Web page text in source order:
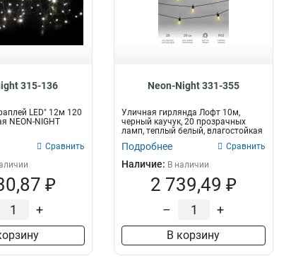
315-136
LED" 12м 120
NEON-NIGHT
Сравнить
₽
+
Neon-Night 331-355
Уличная гирлянда Лофт 10м,
черный каучук, 20 прозрачных
ламп, теплый белый, влагостойкая
Подробнее Сравнить
Наличие: В наличии
2 739,49 ₽
– +
В корзину